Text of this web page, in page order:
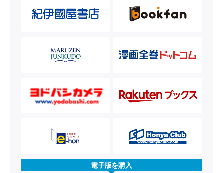
電子版を購入